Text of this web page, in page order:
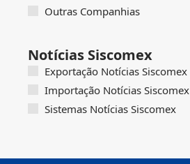
Outras Companhias
Notícias Siscomex
Exportação Notícias Siscomex
Importação Notícias Siscomex
Sistemas Notícias Siscomex